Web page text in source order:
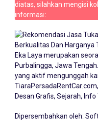
diatas, silahkan mengisi
informasi:
Eka Laya merupakan
Purbalingga, Jawa
yang aktif mengunggah
TiaraPersadaRentCar.com
Desan Grafis, Sejarah, Info
Dipersembahkan oleh: